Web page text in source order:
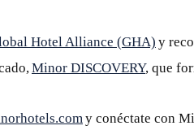
Hotel Alliance (GHA) y
Minor DISCOVERY, que
y conéctate con